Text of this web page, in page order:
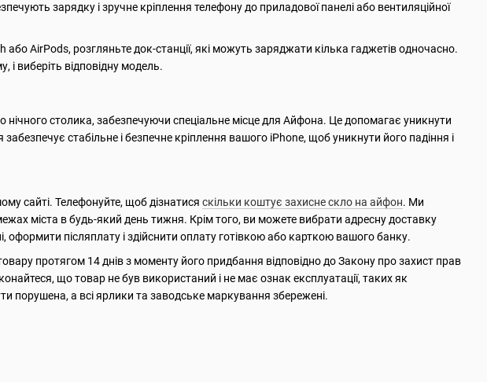
зарядку і зручне кріплення телефону до приладової панелі або вентиляційної
AirPods, розгляньте док-станції, які можуть заряджати кілька гаджетів одночасно.
виберіть відповідну модель.
нічного столика, забезпечуючи спеціальне місце для Айфона. Це допомагає уникнути
стабільне і безпечне кріплення вашого iPhone, щоб уникнути його падіння і
сайті. Телефонуйте, щоб дізнатися скільки коштує захисне скло на айфон. Ми
міста в будь-який день тижня. Крім того, ви можете вибрати адресну доставку
оформити післяплату і здійснити оплату готівкою або карткою вашого банку.
протягом 14 днів з моменту його придбання відповідно до Закону про захист прав
що товар не був використаний і не має ознак експлуатації, таких як
порушена, а всі ярлики та заводське маркування збережені.